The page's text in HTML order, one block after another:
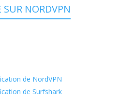
SUR NORDVPN
de NordVPN
de Surfshark